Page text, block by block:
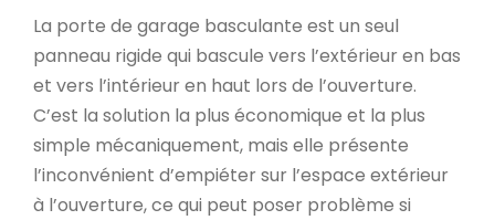
La porte de garage basculante est un seul
panneau rigide qui bascule vers l’extérieur en bas
et vers l’intérieur en haut lors de l’ouverture.
C’est la solution la plus économique et la plus
simple mécaniquement, mais elle présente
l’inconvénient d’empiéter sur l’espace extérieur
à l’ouverture, ce qui peut poser problème si